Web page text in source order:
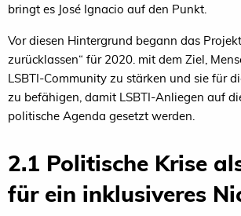
bringt es José Ignacio auf den Punkt.
Vor diesen Hintergrund begann das
zurücklassen“ für 2020. mit dem Ziel,
LSBTI-Community zu stärken und sie für
zu befähigen, damit LSBTI-Anliegen auf
politische Agenda gesetzt werden.
2.1 Politische Krise
für ein inklusiveres